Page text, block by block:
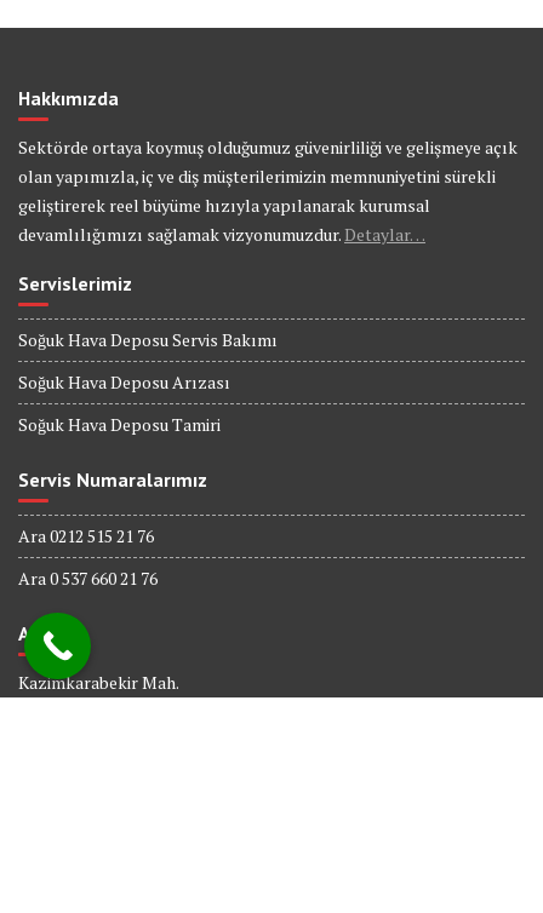
Hakkımızda
Sektörde ortaya koymuş olduğumuz güvenirliliği ve gelişmeye açık
olan yapımızla, iç ve diş müşterilerimizin memnuniyetini sürekli
geliştirerek reel büyüme hızıyla yapılanarak kurumsal
devamlılığımızı sağlamak vizyonumuzdur. Detaylar…
Servislerimiz
Soğuk Hava Deposu Servis Bakımı
Soğuk Hava Deposu Arızası
Soğuk Hava Deposu Tamiri
Servis Numaralarımız
Ara 0212 515 21 76
Ara 0 537 660 21 76
Adres
Kazimkarabekir Mah.